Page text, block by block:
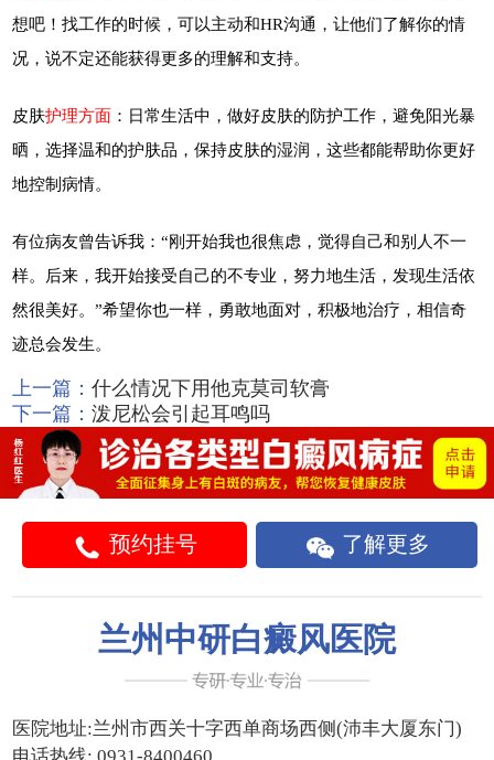
想吧！找工作的时候，可以主动和HR沟通，让他们了解你的情
况，说不定还能获得更多的理解和支持。
皮肤护理方面 ：日常生活中，做好皮肤的防护工作，避免阳光暴
晒，选择温和的护肤品，保持皮肤的湿润，这些都能帮助你更好
地控制病情。
有位病友曾告诉我：“刚开始我也很焦虑，觉得自己和别人不一
样。后来，我开始接受自己的不专业，努力地生活，发现生活依
然很美好。”希望你也一样，勇敢地面对，积极地治疗，相信奇
迹总会发生。
上一篇：什么情况下用他克莫司软膏
下一篇：泼尼松会引起耳鸣吗
预约挂号 了解更多
兰州中研白癜风医院
医院地址:兰州市西关十字西单商场西侧(沛丰大厦东门)
电话热线: 0931-8400460